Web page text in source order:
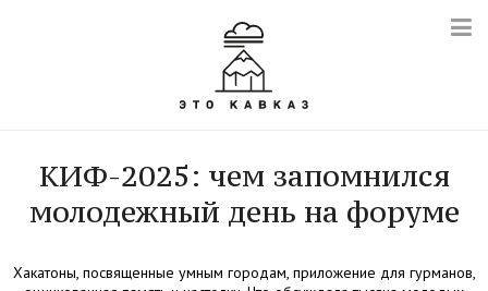
КИФ-2025: чем запомнился
молодежный день на форуме
Хакатоны, посвященные умным городам, приложение для гурманов,